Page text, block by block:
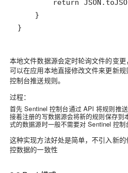
}
本地文件数据源会定时轮询文件的变
可以在应用本地直接修改文件来更新
控制台推送规则。
过程：
首先 Sentinel 控制台通过 API 将规则推
接着注册的写数据源会将新的规则保存到
式的数据源时一般不需要对 Sentinel 控制
这种实现方法好处是简单，不引入新
控数据的一致性